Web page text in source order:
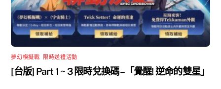
夢幻模擬戰 限時送禮活動
[台版] Part 1 ~ 3 限時兌換碼 –「覺醒! 逆命的雙星」